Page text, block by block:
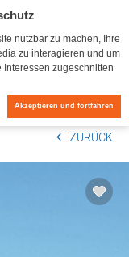
nutzbar zu machen, Ihre
zu interagieren und um
zugeschnitten
Akzeptieren und fortfahren
ZURÜCK